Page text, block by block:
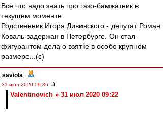
Всё что надо знать про газо-бамжатник в
текущем моменте:
Родственник Игоря Дивинского - депутат Роман
Коваль задержан в Петербурге. Он стал
фигурантом дела о взятке в особо крупном
размере...(с)
saviola -
31 июл 2020 09:36
Valentinovich » 31 июл 2020 09:22